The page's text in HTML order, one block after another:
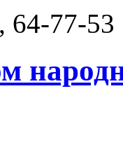
64-77-53